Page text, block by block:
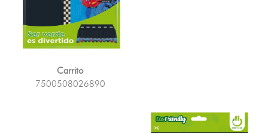
Carrito
7500508026890